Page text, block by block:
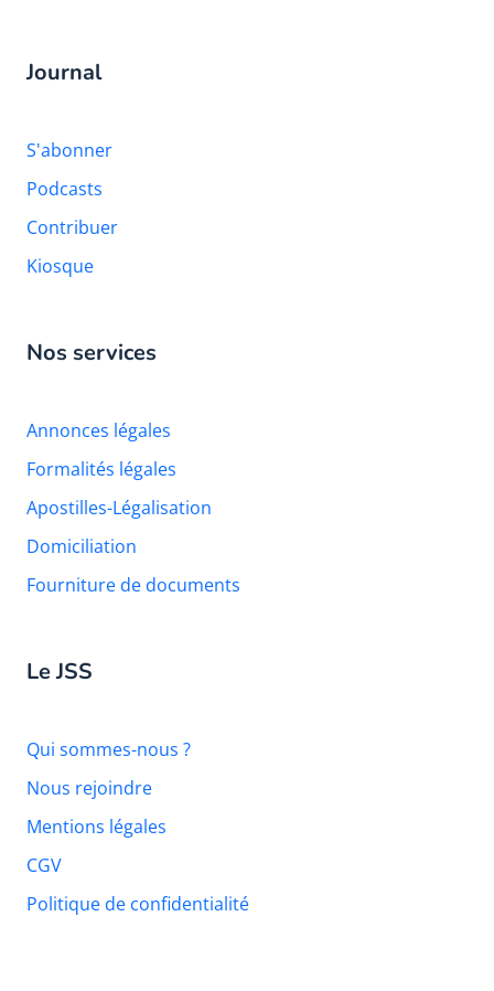
Journal
S'abonner
Podcasts
Contribuer
Kiosque
Nos services
Annonces légales
Formalités légales
Apostilles-Légalisation
Domiciliation
Fourniture de documents
Le JSS
Qui sommes-nous ?
Nous rejoindre
Mentions légales
CGV
Politique de confidentialité